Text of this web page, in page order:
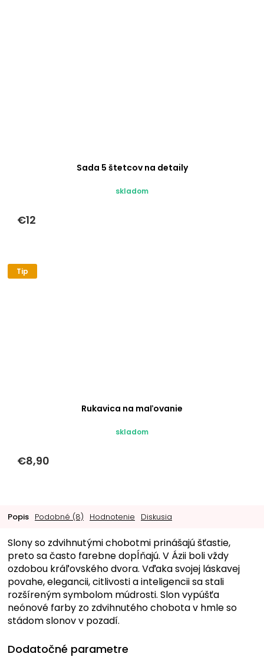
Sada 5 štetcov na detaily
skladom
€12
Tip
Rukavica na maľovanie
skladom
€8,90
Popis Podobné (8) Hodnotenie Diskusia
Slony so zdvihnutými chobotmi prinášajú šťastie,
preto sa často farebne dopĺňajú. V Ázii boli vždy
ozdobou kráľovského dvora. Vďaka svojej láskavej
povahe, elegancii, citlivosti a inteligencii sa stali
rozšíreným symbolom múdrosti. Slon vypúšťa
neónové farby zo zdvihnutého chobota v hmle so
stádom slonov v pozadí.
Dodatočné parametre